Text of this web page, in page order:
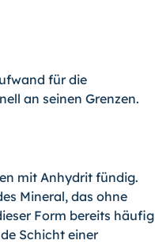
für die
an seinen Grenzen.
mit Anhydrit fündig.
Mineral, das ohne
Form bereits häufig
Schicht einer